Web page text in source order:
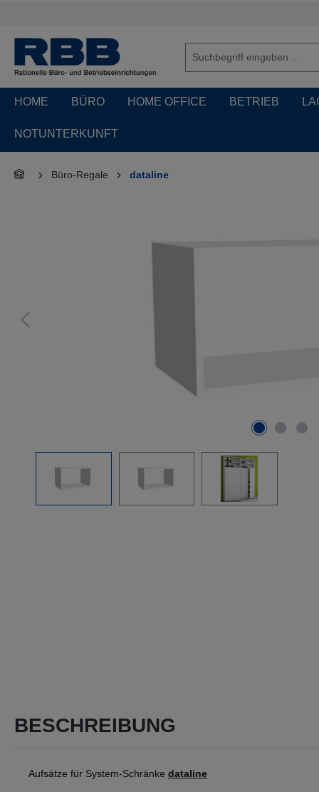
HOME BÜRO HOME OFFICE BETRIEB
NOTUNTERKUNFT
Büro-Regale dataline
BESCHREIBUNG
Aufsätze für System-Schränke dataline